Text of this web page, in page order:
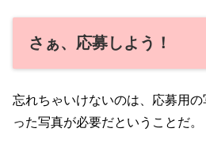
さぁ、応募しよう！
忘れちゃいけないのは、応募用
った写真が必要だということだ。